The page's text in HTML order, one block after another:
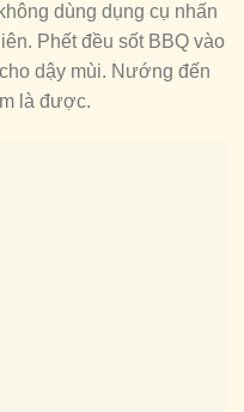
dùng dụng cụ nhấn
Phết đều sốt BBQ vào
dậy mùi. Nướng đến
là được.